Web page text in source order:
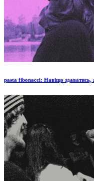
pasta fibonacci: Навіщо